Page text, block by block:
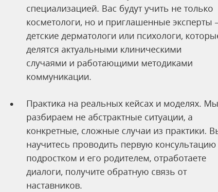
специализацией. Вас будут учить не только
косметологи, но и приглашенные эксперты
детские дерматологи или психологи,
делятся актуальными клиническими
случаями и работающими методиками
коммуникации.
Практика на реальных кейсах и моделях. Мы
разбираем не абстрактные ситуации, а
конкретные, сложные случаи из практики.
научитесь проводить первую консультацию
подростком и его родителем, отработаете
диалоги, получите обратную связь от
наставников.